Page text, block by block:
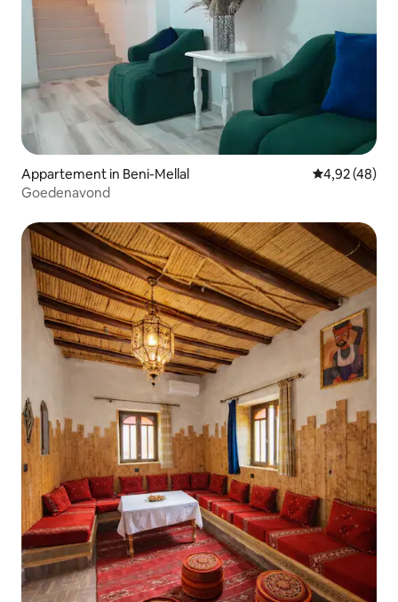
Appartement in Beni-Mellal Gemiddelde
4,92 (48)
Goedenavond